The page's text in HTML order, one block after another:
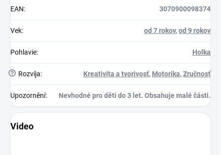
EAN: 3070900098374
Vek: od 7 rokov,od 9 rokov
Pohlavie: Holka
? Rozvíja: Kreativita a tvorivosť, Motorika,Zručnosť
Upozornění: Nevhodné pro děti do 3 let. Obsahuje malé části.
Video